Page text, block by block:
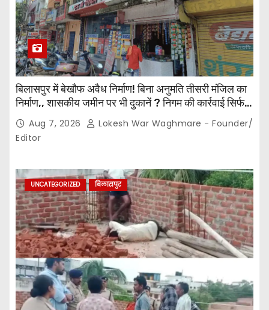
बिलासपुर में बेखौफ अवैध निर्माण! बिना अनुमति तीसरी मंजिल का
निर्माण,, शासकीय जमीन पर भी दुकानें ? निगम की कार्रवाई सिर्फ
नोटिस तक सीमित? मुख्य मार्ग पर नियमों की खुलेआम अनदेखी,
जिम्मेदार अधिकारियों की कार्यप्रणाली पर उठे सवाल…
Aug 7, 2026
Lokesh War Waghmare - Founder/
Editor
UNCATEGORIZED बिलासपुर